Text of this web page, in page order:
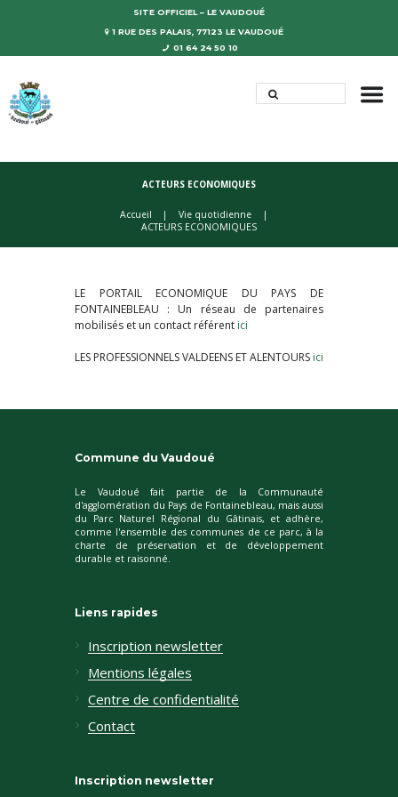
SITE OFFICIEL – LE VAUDOUÉ
1 RUE DES PALAIS, 77123 LE VAUDOUÉ
01 64 24 50 10
ACTEURS ECONOMIQUES
Accueil
Vie quotidienne
ACTEURS ECONOMIQUES
LE PORTAIL ECONOMIQUE DU PAYS DE
FONTAINEBLEAU : Un réseau de partenaires
mobilisés et un contact référent ici
LES PROFESSIONNELS VALDEENS ET ALENTOURS ici
Commune du Vaudoué
Le Vaudoué fait partie de la Communauté
d'agglomération du Pays de Fontainebleau, mais aussi
du Parc Naturel Régional du Gâtinais, et adhère,
comme l'ensemble des communes de ce parc, à la
charte de préservation et de développement
durable et raisonné.
Liens rapides
Inscription newsletter
Mentions légales
Centre de confidentialité
Contact
Inscription newsletter